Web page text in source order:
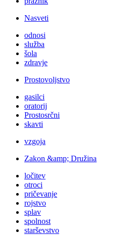
Nasveti
odnosi
služba
šola
zdravje
Prostovoljstvo
gasilci
oratorij
Prostosrčni
skavti
vzgoja
Zakon &amp; Družina
ločitev
otroci
pričevanje
rojstvo
splav
spolnost
starševstvo